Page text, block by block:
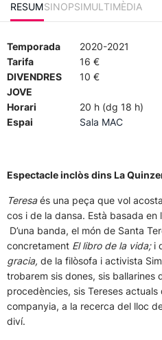
RESUMSINOPSIMULTIMÈDIA
Temporada
2020-2021
Tarifa
16 €
DIVENDRES
JOVE
10 €
Horari
20 h (dg 18 h)
Espai
Sala MAC
Espectacle inclòs dins La
Teresaés una peça que vol
cos i de la dansa. Està basada
D’una banda, el món de Santa
concretament El libro de la vida;i
gracia, de la filòsofa i activista
trobarem sis dones, sis ballarines
procedències, sis Tereses actuals
companyia, a la recerca del lloc
diví.